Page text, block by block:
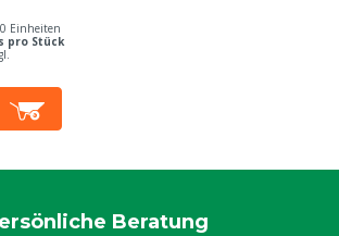
Einheiten
pro Stück
Beratung